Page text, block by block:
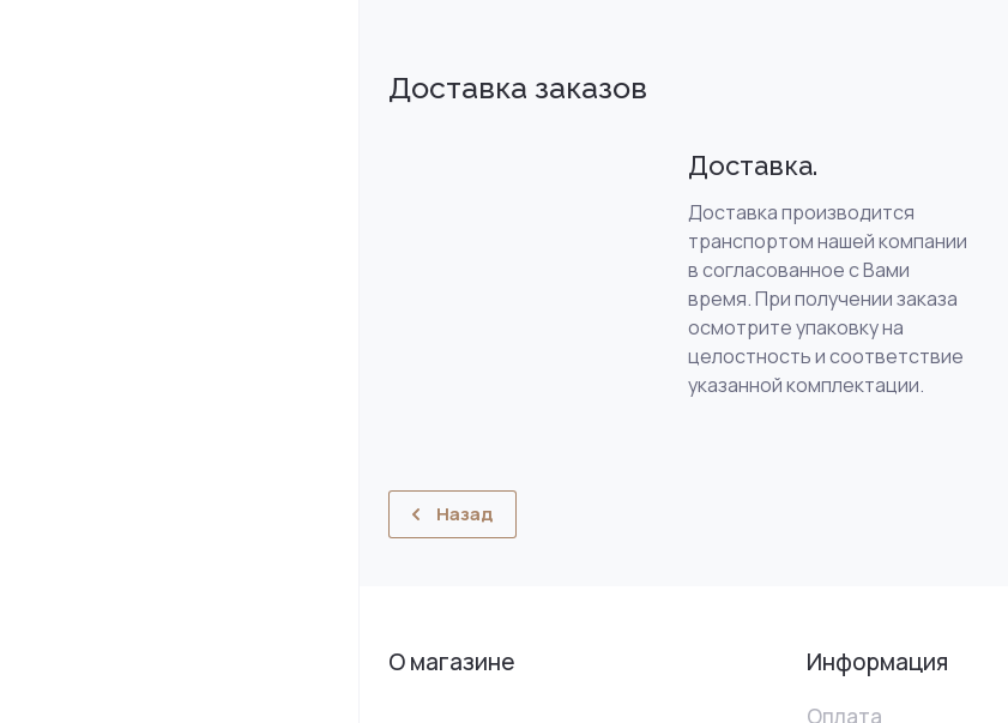
Доставка заказов
Доставка.
Доставка производится
транспортом нашей компании
в согласованное с Вами
время. При получении заказа
осмотрите упаковку на
целостность и соответствие
указанной комплектации.
Назад
О магазине Информация
Оплата